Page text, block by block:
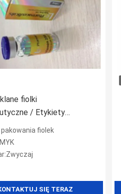
fiolki
/ Etykiety
Naklejki 60 * 30 MM
fiolek
SIĘ TERAZ